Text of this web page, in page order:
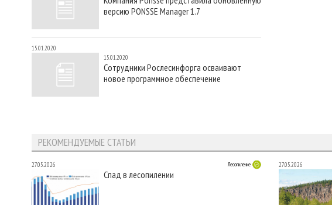
версию PONSSE Manager 1.7
15.01.2020
15.01.2020
Сотрудники Рослесинфорга осваивают
новое программное обеспечение
РЕКОМЕНДУЕМЫЕ СТАТЬИ
27.05.2026 Лесопиление
Спад в лесопилении
27.05.2026